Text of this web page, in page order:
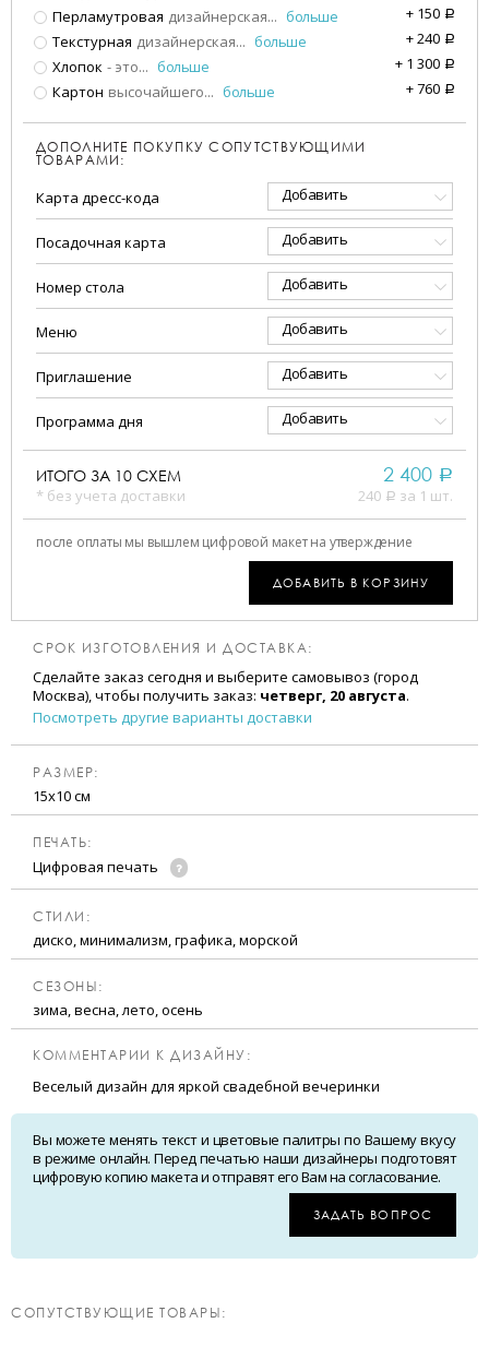
Перламутровая дизайнерская... больше + 150 a
Текстурная дизайнерская... больше +240 a
Хлопок - это... больше + 1 300 a
Картон высочайшего... больше +760 a
ДОПОЛНИТЕ ПОКУПКУ СОПУТСТВУЮЩИМИ
ТОВАРАМИ:
Карта дресс-кода Добавить
Посадочная карта Добавить
Номер стола Добавить
Меню Добавить
Приглашение Добавить
Программа дня Добавить
ИТОГО ЗА 10 СХЕМ
* без учета доставки
2 400 a
240 a за 1 шт.
после оплаты мы вышлем цифровой макет на утверждение
ДОБАВИТЬ В КОРЗИНУ
СРОК ИЗГОТОВЛЕНИЯ И ДОСТАВКА:
Сделайте заказ сегодня и выберите самовывоз (город
Москва), чтобы получить заказ: четверг, 20 августа.
Посмотреть другие варианты доставки
РАЗМЕР:
15х10 см
ПЕЧАТЬ:
Цифровая печать
CТИЛИ:
диско, минимализм, графика, морской
CЕЗОНЫ:
зима, весна, лето, осень
КОММЕНТАРИИ К ДИЗАЙНУ:
Веселый дизайн для яркой свадебной вечеринки
Вы можете менять текст и цветовые палитры по Вашему вкусу
в режиме онлайн. Перед печатью наши дизайнеры подготовят
цифровую копию макета и отправят его Вам на согласование.
ЗАДАТЬ ВОПРОС
CОПУТСТВУЮЩИЕ ТОВАРЫ: